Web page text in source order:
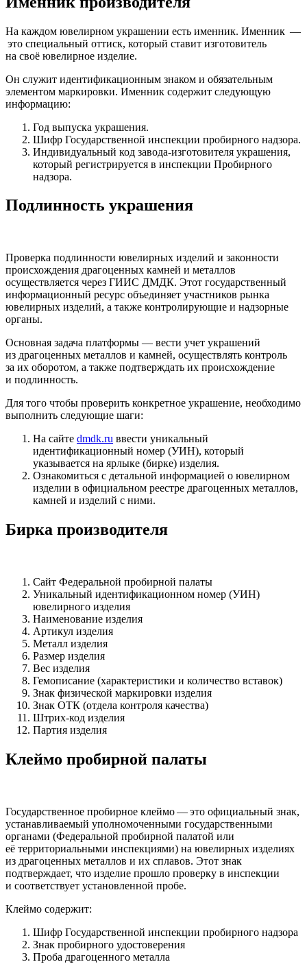
На каждом ювелирном украшении есть именник. Именник —
это специальный оттиск, который ставит изготовитель
на своё ювелирное изделие.
Он служит идентификационным знаком и обязательным
элементом маркировки. Именник содержит следующую
информацию:
Год выпуска украшения.
Шифр Государственной инспекции пробирного надзора.
Индивидуальный код завода-изготовителя украшения,
который регистрируется в инспекции Пробирного
надзора.
Подлинность украшения
Проверка подлинности ювелирных изделий и законности
происхождения драгоценных камней и металлов
осуществляется через ГИИС ДМДК. Этот государственный
информационный ресурс объединяет участников рынка
ювелирных изделий, а также контролирующие и надзорные
органы.
Основная задача платформы — вести учет украшений
из драгоценных металлов и камней, осуществлять контроль
за их оборотом, а также подтверждать их происхождение
и подлинность.
Для того чтобы проверить конкретное украшение, необходимо
выполнить следующие шаги:
На сайте dmdk.ru ввести уникальный
идентификационный номер (УИН), который
указывается на ярлыке (бирке) изделия.
Ознакомиться с детальной информацией о ювелирном
изделии в официальном реестре драгоценных металлов,
камней и изделий с ними.
Бирка производителя
Сайт Федеральной пробирной палаты
Уникальный идентификационном номер (УИН)
ювелирного изделия
Наименование изделия
Артикул изделия
Металл изделия
Размер изделия
Вес изделия
Гемописание (характеристики и количество вставок)
Знак физической маркировки изделия
Знак ОТК (отдела контроля качества)
Штрих-код изделия
Партия изделия
Клеймо пробирной палаты
Государственное пробирное клеймо — это официальный знак,
устанавливаемый уполномоченными государственными
органами (Федеральной пробирной палатой или
её территориальными инспекциями) на ювелирных изделиях
из драгоценных металлов и их сплавов. Этот знак
подтверждает, что изделие прошло проверку в инспекции
и соответствует установленной пробе.
Клеймо содержит:
Шифр Государственной инспекции пробирного надзора
Знак пробирного удостоверения
Проба драгоценного металла